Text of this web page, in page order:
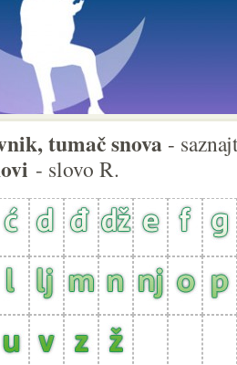
tumač snova -
- slovo R.